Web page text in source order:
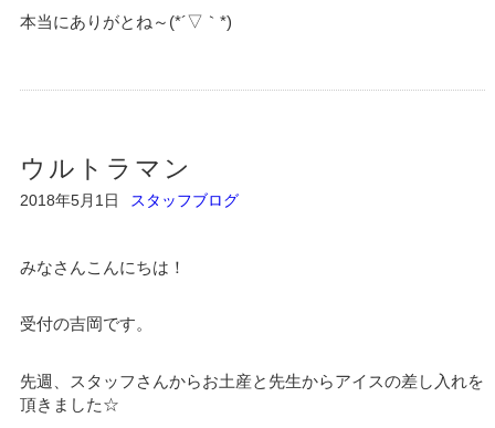
本当にありがとね～(*´▽｀*)
ウルトラマン
2018年5月1日 スタッフブログ
みなさんこんにちは！
受付の吉岡です。
先週、スタッフさんからお土産と先生からアイスの差し入れを
頂きました☆